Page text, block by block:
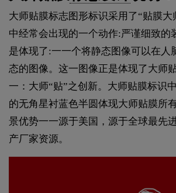
大师贴膜标志图形标识采用了“贴膜大
中经常会出现的一个动作:严谨细致的
是体现了:一一个将静态图像可以在人
态的图像。这一图像正是体现了大师
一：大师“贴”之创新。大师贴膜标识
的无角星衬蓝色半圆体现大师贴膜所
景优势一一源于美国，源于全球最先
产厂家资源。